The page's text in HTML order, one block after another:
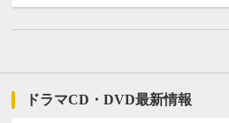
ドラマCD・DVD最新情報